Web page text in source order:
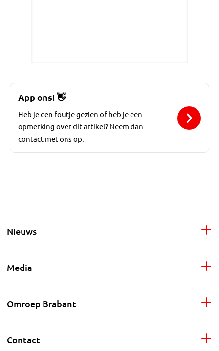
App ons!👋
Heb je een foutje gezien of heb je een
opmerking over dit artikel? Neem dan
contact met ons op.
Nieuws
Media
Omroep Brabant
Contact